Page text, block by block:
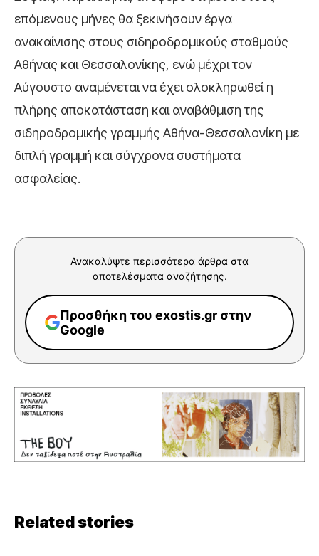
επόμενους μήνες θα ξεκινήσουν έργα
ανακαίνισης στους σιδηροδρομικούς σταθμούς
Αθήνας και Θεσσαλονίκης, ενώ μέχρι τον
Αύγουστο αναμένεται να έχει ολοκληρωθεί η
πλήρης αποκατάσταση και αναβάθμιση της
σιδηροδρομικής γραμμής Αθήνα-Θεσσαλονίκη με
διπλή γραμμή και σύγχρονα συστήματα
ασφαλείας.
Ανακαλύψτε περισσότερα άρθρα στα
αποτελέσματα αναζήτησης.
Προσθήκη του exostis.gr στην
Google
Related stories